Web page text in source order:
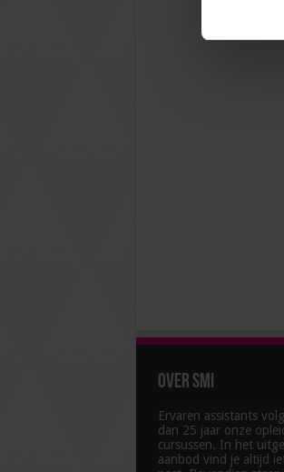
Over SMI
Ervaren assistants
dan 25 jaar onze
cursussen. In het
aanbod vind je altijd